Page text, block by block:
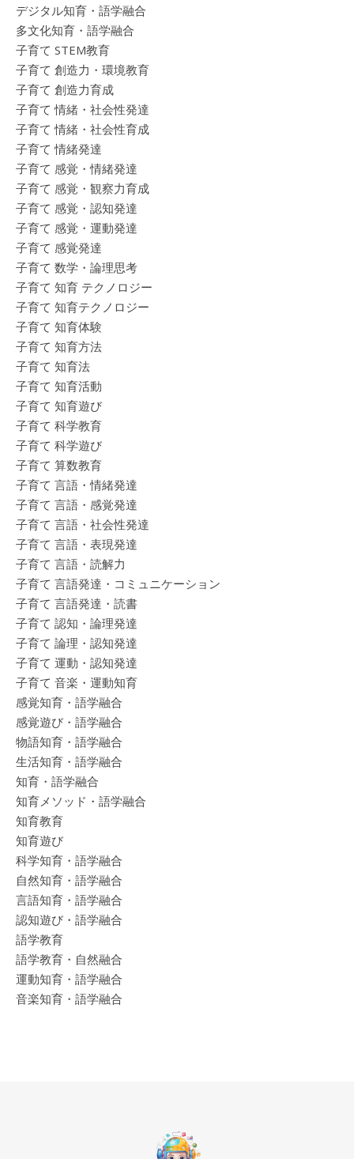
デジタル知育・語学融合
多文化知育・語学融合
子育て STEM教育
子育て 創造力・環境教育
子育て 創造力育成
子育て 情緒・社会性発達
子育て 情緒・社会性育成
子育て 情緒発達
子育て 感覚・情緒発達
子育て 感覚・観察力育成
子育て 感覚・認知発達
子育て 感覚・運動発達
子育て 感覚発達
子育て 数学・論理思考
子育て 知育 テクノロジー
子育て 知育テクノロジー
子育て 知育体験
子育て 知育方法
子育て 知育法
子育て 知育活動
子育て 知育遊び
子育て 科学教育
子育て 科学遊び
子育て 算数教育
子育て 言語・情緒発達
子育て 言語・感覚発達
子育て 言語・社会性発達
子育て 言語・表現発達
子育て 言語・読解力
子育て 言語発達・コミュニケーション
子育て 言語発達・読書
子育て 認知・論理発達
子育て 論理・認知発達
子育て 運動・認知発達
子育て 音楽・運動知育
感覚知育・語学融合
感覚遊び・語学融合
物語知育・語学融合
生活知育・語学融合
知育・語学融合
知育メソッド・語学融合
知育教育
知育遊び
科学知育・語学融合
自然知育・語学融合
言語知育・語学融合
認知遊び・語学融合
語学教育
語学教育・自然融合
運動知育・語学融合
音楽知育・語学融合